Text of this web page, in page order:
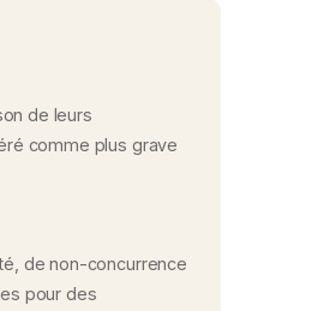
de leurs
comme plus grave
de non-concurrence
pour des